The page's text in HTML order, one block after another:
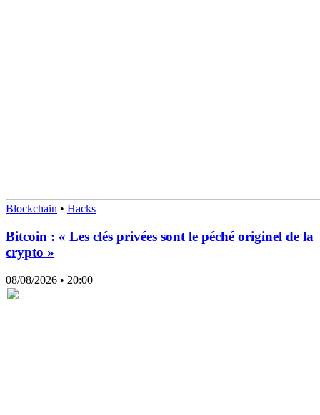
Blockchain • Hacks
Bitcoin : « Les clés privées sont le péché originel de la
crypto »
08/08/2026 • 20:00